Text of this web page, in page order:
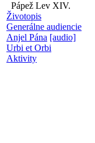
Pápež Lev XIV.
Životopis
Generálne audiencie
Anjel Pána [audio]
Urbi et Orbi
Aktivity